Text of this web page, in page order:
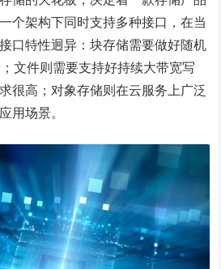
个架构下同时支持多种接口，在当
口特性迥异：块存储需要做好随机
文件则需要支持好持续大带宽写
很高；对象存储则在云服务上广泛
用场景。